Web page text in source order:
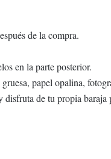
de la compra.
en la parte posterior.
papel opalina,
de tu propia baraja